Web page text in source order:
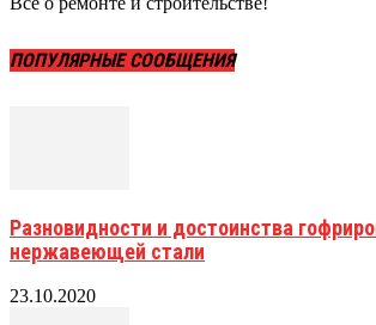
ПОПУЛЯРНЫЕ СООБЩЕНИЯ
Разновидности и достоинства
нержавеющей стали
23.10.2020